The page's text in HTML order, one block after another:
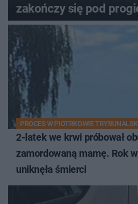
zakończy się pod
PROCES W PIOTRKOWIE
2-latek we krwi próbował
zamordowaną mamę. Rok
uniknęła śmierci